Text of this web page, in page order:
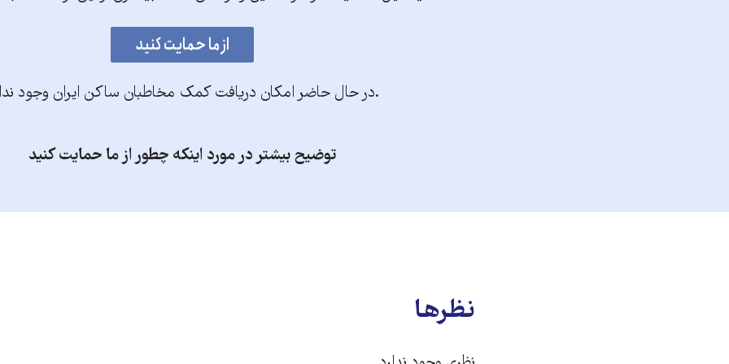
.در حال حاضر امکان دریافت کمک مخاطبان ساکن ایران وجود
توضیح بیشتر در مورد اینکه چطور از ما حمایت کنید
نظرها